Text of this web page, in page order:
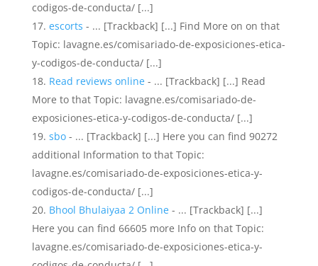
codigos-de-conducta/ [...]
escorts - ... [Trackback] [...] Find More on on that
Topic: lavagne.es/comisariado-de-exposiciones-etica-
y-codigos-de-conducta/ [...]
Read reviews online- ... [Trackback] [...] Read
More to that Topic: lavagne.es/comisariado-de-
exposiciones-etica-y-codigos-de-conducta/ [...]
sbo- ... [Trackback] [...] Here you can find 90272
additional Information to that Topic:
lavagne.es/comisariado-de-exposiciones-etica-y-
codigos-de-conducta/ [...]
Bhool Bhulaiyaa 2 Online- ... [Trackback] [...]
Here you can find 66605 more Info on that Topic:
lavagne.es/comisariado-de-exposiciones-etica-y-